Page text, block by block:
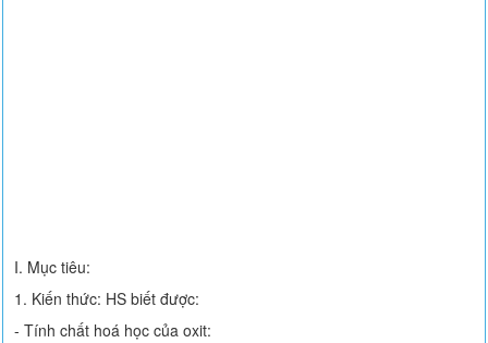
I. Mục tiêu:
1. Kiến thức: HS biết được:
- Tính chất hoá học của oxit: